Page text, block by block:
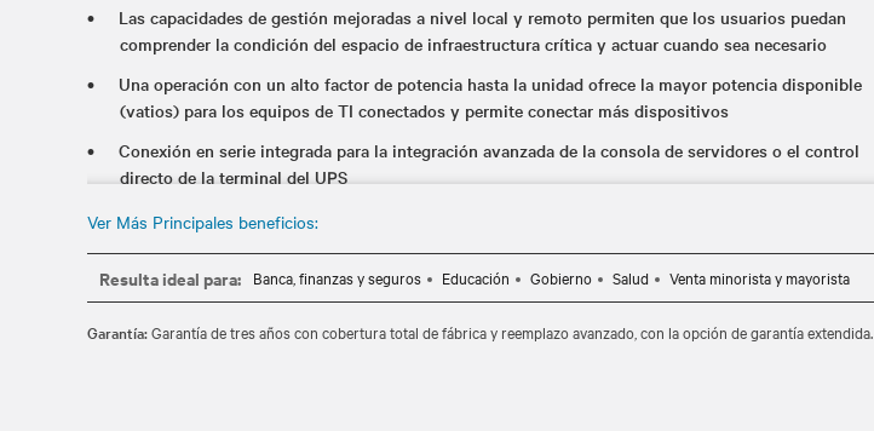
Las capacidades de gestión mejoradas a nivel local y remoto permiten que los usuarios puedan
comprender la condición del espacio de infraestructura crítica y actuar cuando sea necesario
Una operación con un alto factor de potencia hasta la unidad ofrece la mayor potencia disponible
(vatios) para los equipos de TI conectados y permite conectar más dispositivos
Conexión en serie integrada para la integración avanzada de la consola de servidores o el control
directo de la terminal del UPS
Certificación Energy Star 2.0 con eficiencia en los modos en línea (95%) y ECO-Mode™ activo
Comunicaciones de red SNMP con RDU101 NIC opcional y Trellis™ Power Insight gratuito
Pantalla LCD a color con detección de gravedad para una configuración y un diagnóstico sencillos
Ver Más Principales beneficios:
Resulta ideal para: Banca, finanzas y seguros Educación Gobierno Salud Venta minorista y mayorista
Garantía:Garantía de tres años con cobertura total de fábrica y reemplazo avanzado, con la opción de garantía extendida.